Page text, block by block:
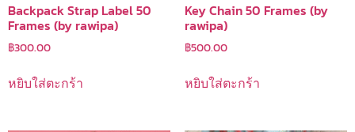
Backpack Strap Label 50
Frames (by rawipa)
฿300.00
หยิบใส่ตะกร้า
Key Chain 50 Frames (by
rawipa)
฿500.00
หยิบใส่ตะกร้า